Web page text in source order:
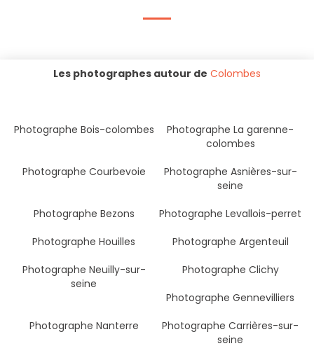
Les photographes autour de Colombes
Photographe Bois-colombes
Photographe La garenne-
colombes
Photographe Courbevoie
Photographe Asnières-sur-
seine
Photographe Bezons
Photographe Levallois-perret
Photographe Houilles
Photographe Argenteuil
Photographe Neuilly-sur-
seine
Photographe Clichy
Photographe Gennevilliers
Photographe Nanterre
Photographe Carrières-sur-
seine